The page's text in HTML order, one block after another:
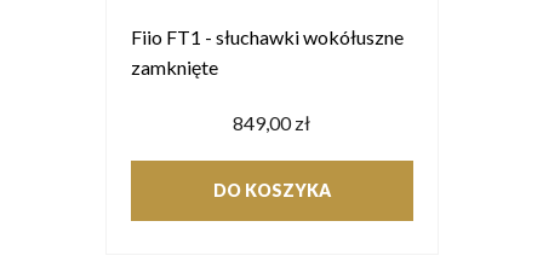
Fiio FT1 - słuchawki wokółuszne
zamknięte
849,00 zł
DO KOSZYKA